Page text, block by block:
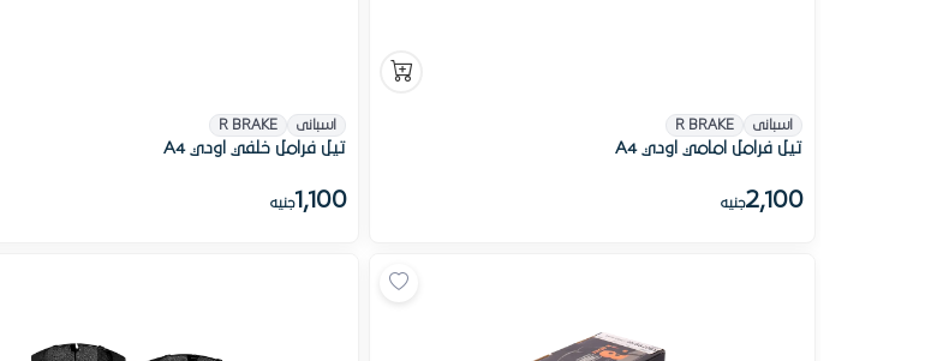
اسبانى R BRAKE
تيل فرامل امامي اودي A4
2,100جنيه
اسبانى R BRAKE
تيل فرامل خلفي اودي A4
1,100جنيه